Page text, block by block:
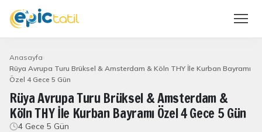
Anasayfa
Rüya Avrupa Turu Brüksel & Amsterdam & Köln THY İle Kurban Bayramı
Özel 4 Gece 5 Gün
Rüya Avrupa Turu Brüksel & Amsterdam &
Köln THY İle Kurban Bayramı Özel 4 Gece 5 Gün
4 Gece 5 Gün